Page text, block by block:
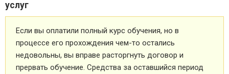
услуг
Если вы оплатили полный курс обучения, но в
процессе его прохождения чем-то остались
недовольны, вы вправе расторгнуть договор и
прервать обучение. Средства за оставшийся период